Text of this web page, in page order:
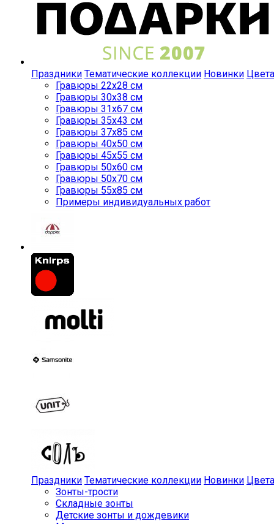
Праздники Тематические коллекции Новинки Цвета
Гравюры 22x28 см
Гравюры 30x38 см
Гравюры 31x67 см
Гравюры 35x43 см
Гравюры 37x85 см
Гравюры 40x50 см
Гравюры 45x55 см
Гравюры 50x60 см
Гравюры 50x70 см
Гравюры 55x85 см
Примеры индивидуальных работ
Праздники Тематические коллекции Новинки Цвета
Зонты-трости
Складные зонты
Детские зонты и дождевики